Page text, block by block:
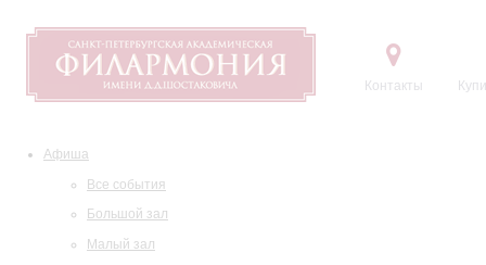
Контакты
Афиша
Все события
Большой зал
Малый зал